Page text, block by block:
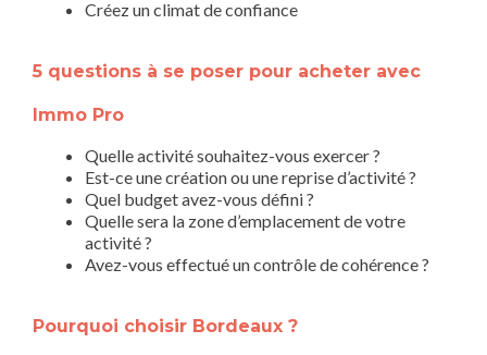
Créez un climat de confiance
5 questions à se poser pour acheter avec
Immo Pro
Quelle activité souhaitez-vous exercer ?
Est-ce une création ou une reprise d’activité ?
Quel budget avez-vous défini ?
Quelle sera la zone d’emplacement de votre
activité ?
Avez-vous effectué un contrôle de cohérence ?
Pourquoi choisir Bordeaux ?